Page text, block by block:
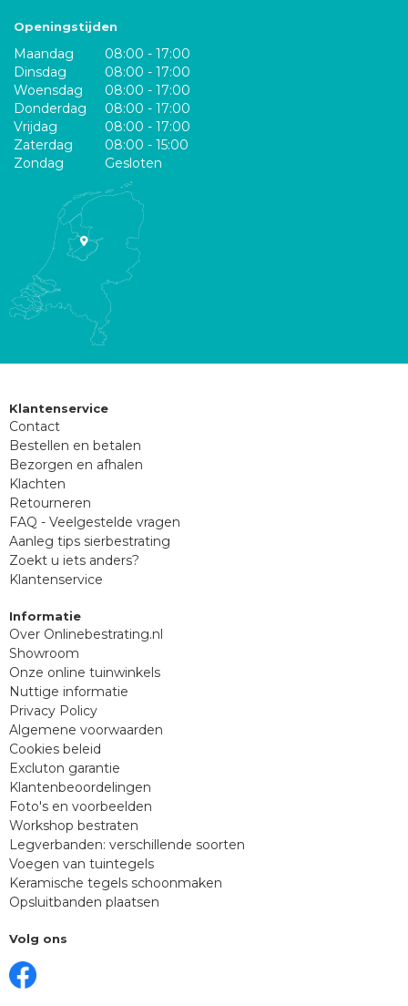
Openingstijden
Maandag
08:00 - 17:00
Dinsdag
08:00 - 17:00
Woensdag
08:00 - 17:00
Donderdag
08:00 - 17:00
Vrijdag
08:00 - 17:00
Zaterdag
08:00 - 15:00
Zondag
Gesloten
Klantenservice
Contact
Bestellen en betalen
Bezorgen en afhalen
Klachten
Retourneren
FAQ - Veelgestelde vragen
Aanleg tips sierbestrating
Zoekt u iets anders?
Klantenservice
Informatie
Over Onlinebestrating.nl
Showroom
Onze online tuinwinkels
Nuttige informatie
Privacy Policy
Algemene voorwaarden
Cookies beleid
Excluton garantie
Klantenbeoordelingen
Foto's en voorbeelden
Workshop bestraten
Legverbanden: verschillende soorten
Voegen van tuintegels
Keramische tegels schoonmaken
Opsluitbanden plaatsen
Volg ons